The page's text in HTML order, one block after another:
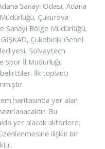
Sanayi Odası, Adana
Çukurova
Sanayi Bölge Müdürlüğü,
Çukobirlik Genel
Solvaytech
Spor İl Müdürlüğü
İlk toplantı
haritasında yer alan
Bu
yer alacak aktörlere;
ilişkin bir